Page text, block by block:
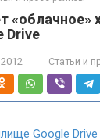
«облачное»
Drive
Статьи и